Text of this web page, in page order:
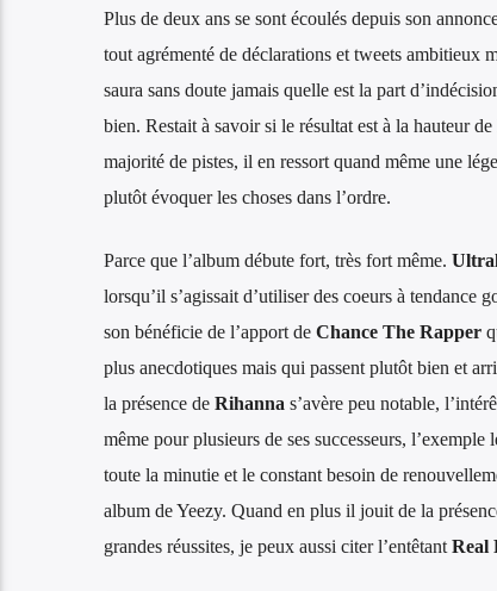
Plus de deux ans se sont écoulés depuis son
tout agrémenté de déclarations et tweets ambitieux
saura sans doute jamais quelle est la part
bien. Restait à savoir si le résultat est à la hauteur
majorité de pistes, il en ressort quand même une
plutôt évoquer les choses dans l’ordre.
Parce que l’album débute fort, très fort même.
lorsqu’il s’agissait d’utiliser des coeurs à tendance
son bénéficie de l’apport de Chance The Rapper
plus anecdotiques mais qui passent plutôt bien et
la présence de Rihanna s’avère peu notable,
même pour plusieurs de ses successeurs, l’exemple
toute la minutie et le constant besoin de
album de Yeezy. Quand en plus il jouit de la
grandes réussites, je peux aussi citer l’entêtant Real